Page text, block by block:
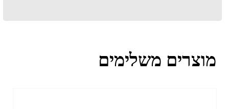
מוצרים משלימים